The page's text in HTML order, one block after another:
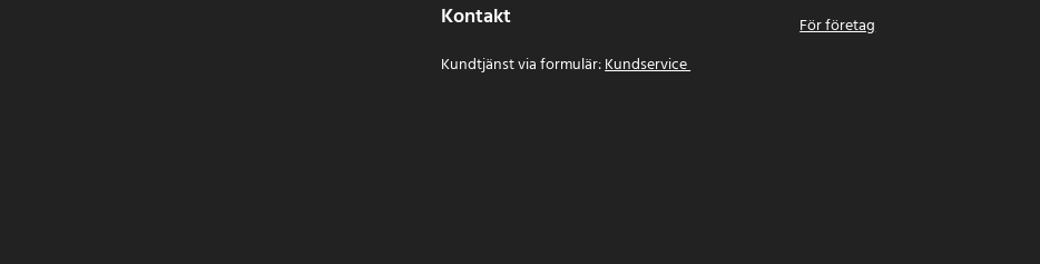
Kontakt
Kundtjänst via formulär:Kundservice
För företag